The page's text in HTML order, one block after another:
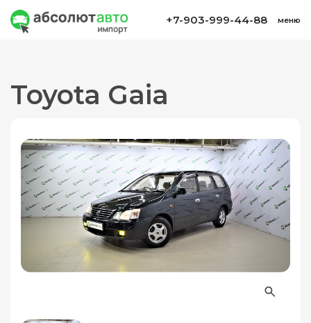
+7-903-999-44-88 меню
Toyota Gaia